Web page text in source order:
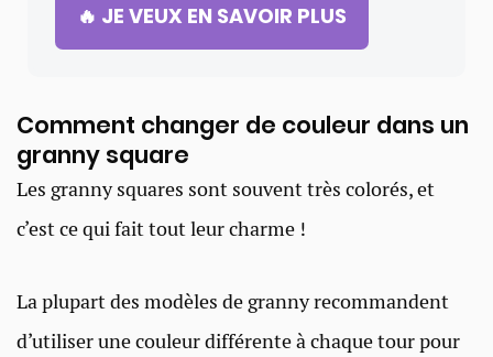
🔥 JE VEUX EN SAVOIR PLUS
Comment changer de couleur dans un
granny square
Les granny squares sont souvent très colorés, et
c’est ce qui fait tout leur charme !
La plupart des modèles de granny recommandent
d’utiliser une couleur différente à chaque tour pour